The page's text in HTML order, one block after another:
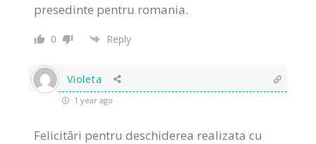
presedinte pentru romania.
0 Reply
Violeta
1 year ago
Felicitări pentru deschiderea realizata cu